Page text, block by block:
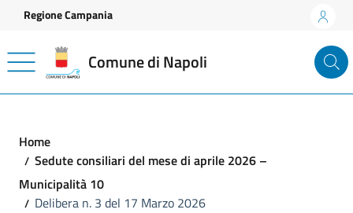
Vai ai contenuti
Vai al footer
Regione Campania
Comune di Napoli
Home
Sedute consiliari del mese di aprile 2026 –
Municipalità 10
Delibera n. 3 del 17 Marzo 2026